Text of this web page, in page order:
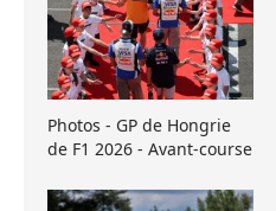
Photos - GP de Hongrie
de F1 2026 - Avant-course